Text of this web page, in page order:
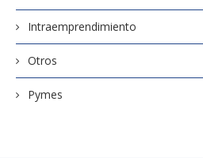
Intraemprendimiento
Otros
Pymes